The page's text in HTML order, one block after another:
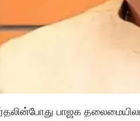
பாஜக